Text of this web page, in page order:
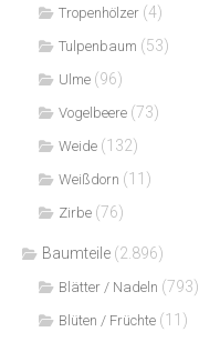
Tropenhölzer (4)
Tulpenbaum (53)
Ulme (96)
Vogelbeere (73)
Weide (132)
Weißdorn (11)
Zirbe (76)
Baumteile (2.896)
Blätter / Nadeln (793)
Blüten / Früchte (11)